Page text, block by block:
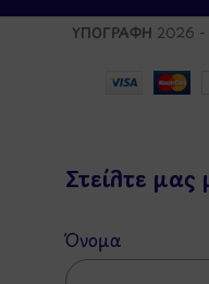
ΥΠΟΓΡΑΦΗ 2026 -
Στείλτε
Όνομα